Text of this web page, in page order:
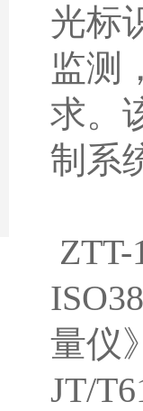
光标
监测
求。
制系
量仪
JT/